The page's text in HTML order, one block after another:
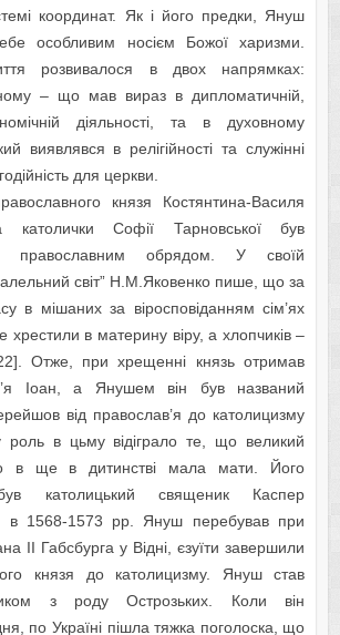
координат. Як і його предки, Януш
особливим носієм Божої харизми.
розвивалося в двох напрямках:
– що мав вираз в дипломатичній,
діяльності, та в духовному
виявлявся в релігійності та служінні
для церкви.
князя Костянтина-Василя
католички Софії Тарновської був
православним обрядом. У своїй
світ” Н.М.Яковенко пише, що за
в мішаних за віросповіданням сім’ях
хрестили в материну віру, а хлопчиків –
Отже, при хрещенні князь отримав
Іоан, а Янушем він був названий
від православ’я до католицизму
роль в цьму відіграло те, що великий
в ще в дитинстві мала мати. Його
католицький священик Каспер
в 1568-1573 рр. Януш перебував при
ІІ Габсбурга у Відні, єзуїти завершили
князя до католицизму. Януш став
з роду Острозьких. Коли він
по Україні пішла тяжка поголоска, що